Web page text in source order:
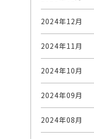
2024年12月
2024年11月
2024年10月
2024年09月
2024年08月